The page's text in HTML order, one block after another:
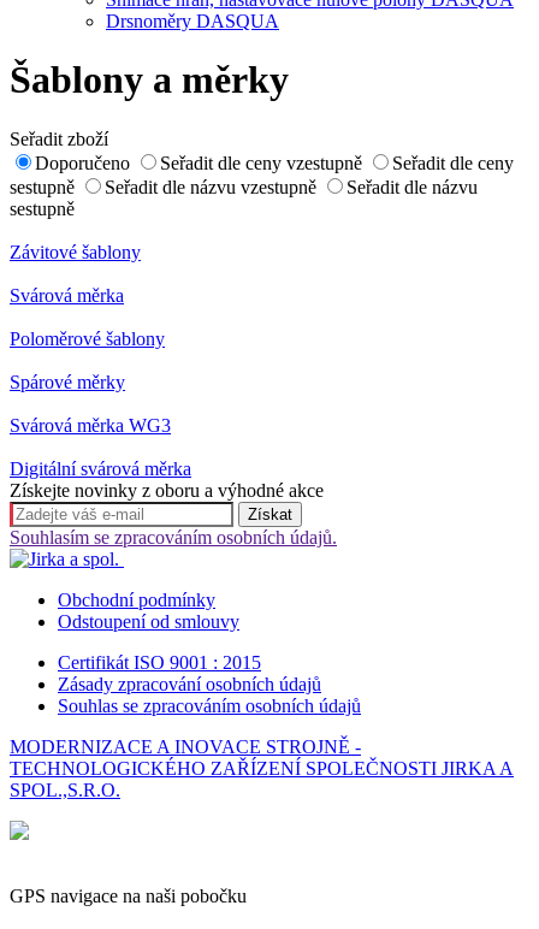
Drsnoměry DASQUA
Šablony a měrky
Seřadit zboží
Doporučeno
Seřadit dle ceny vzestupně
Seřadit dle ceny
sestupně
Seřadit dle názvu vzestupně
Seřadit dle názvu
sestupně
Závitové šablony
Svárová měrka
Poloměrové šablony
Spárové měrky
Svárová měrka WG3
Digitální svárová měrka
Získejte novinky z oboru a výhodné akce
Souhlasím se zpracováním osobních údajů.
Obchodní podmínky
Odstoupení od smlouvy
Certifikát ISO 9001 : 2015
Zásady zpracování osobních údajů
Souhlas se zpracováním osobních údajů
MODERNIZACE A INOVACE STROJNĚ -
TECHNOLOGICKÉHO ZAŘÍZENÍ SPOLEČNOSTI JIRKA A
SPOL.,S.R.O.
GPS navigace na naši pobočku